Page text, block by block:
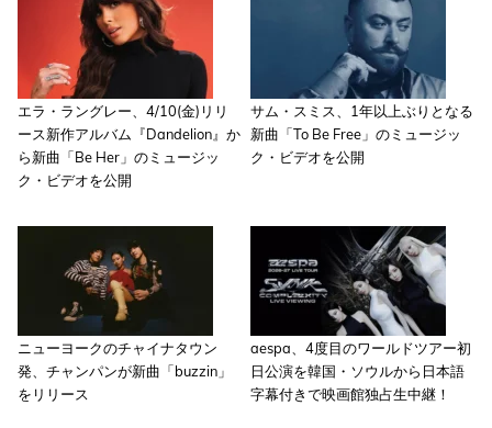
エラ・ラングレー、4/10(金)リリ
ース新作アルバム『Dandelion』か
ら新曲「Be Her」のミュージッ
ク・ビデオを公開
サム・スミス、1年以上ぶりとなる
新曲「To Be Free」のミュージッ
ク・ビデオを公開
ニューヨークのチャイナタウン
発、チャンパンが新曲「buzzin」
をリリース
aespa、4度目のワールドツアー初
日公演を韓国・ソウルから日本語
字幕付きで映画館独占生中継！